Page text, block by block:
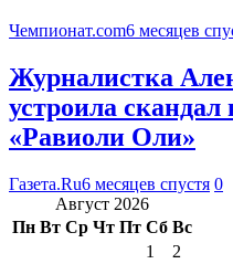
Чемпионат.com6 месяцев
Журналистка
устроила
«Равиоли Оли»
Газета.Ru6 месяцев спустя 0
Август 2026
Пн Вт Ср Чт Пт Сб Вс
1
2